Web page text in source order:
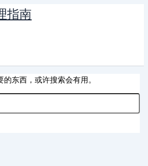
指南
东西，或许搜索会有用。